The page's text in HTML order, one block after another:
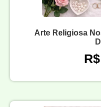
Arte Religiosa